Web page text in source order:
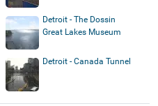
Detroit - The Dossin
Great Lakes Museum
Detroit - Canada Tunnel